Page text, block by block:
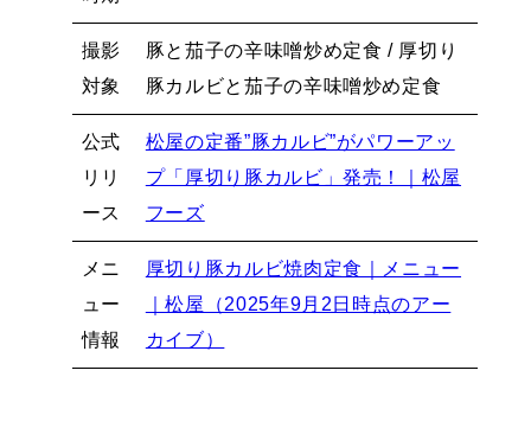
撮影
対象
豚と茄子の辛味噌炒め定食 / 厚切り
豚カルビと茄子の辛味噌炒め定食
公式
リリ
ース
松屋の定番”豚カルビ”がパワーアッ
プ「厚切り豚カルビ」発売！｜松屋
フーズ
メニ
ュー
情報
厚切り豚カルビ焼肉定食｜メニュー
｜松屋（2025年9月2日時点のアー
カイブ）